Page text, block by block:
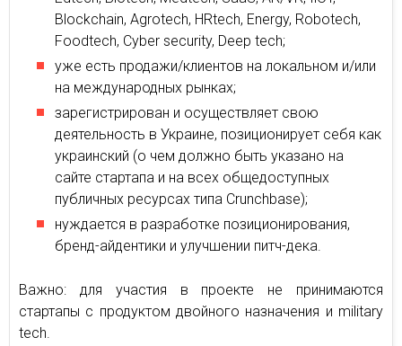
Blockchain, Agrotech, HRtech, Energy, Robotech,
Foodtech, Cyber security, Deep tech;
уже есть продажи/клиентов на локальном и/или
на международных рынках;
зарегистрирован и осуществляет свою
деятельность в Украине, позиционирует себя как
украинский (о чем должно быть указано на
сайте стартапа и на всех общедоступных
публичных ресурсах типа Crunchbase);
нуждается в разработке позиционирования,
бренд-айдентики и улучшении питч-дека.
Важно: для участия в проекте не принимаются
стартапы с продуктом двойного назначения и military
tech.